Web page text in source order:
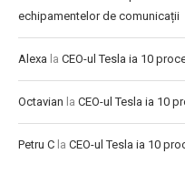
echipamentelor de comunicații
Alexa la CEO-ul Tesla ia 10
Octavian la CEO-ul Tesla ia 10
Petru C la CEO-ul Tesla ia 10